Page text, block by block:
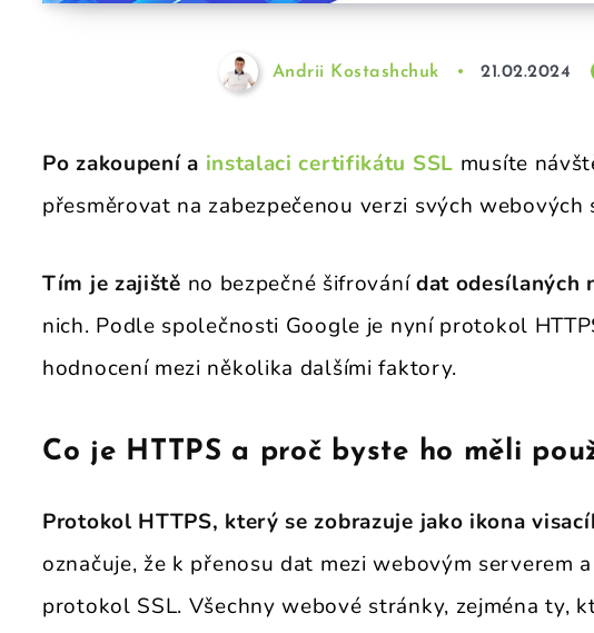
Andrii Kostashchuk 21.02.2024
Po zakoupení a instalaci certifikátu SSL musíte
přesměrovat na zabezpečenou verzi svých
Tím je zajiště no bezpečné šifrovánídat odesílaných
nich. Podle společnosti Google je nyní protokol
hodnocení mezi několika dalšími faktory.
Co je HTTPS a proč byste ho měli
Protokol HTTPS, který se zobrazuje jako ikona
označuje, že k přenosu dat mezi webovým serverem
protokol SSL. Všechny webové stránky, zejména ty,